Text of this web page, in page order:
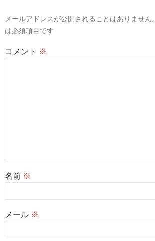
メールアドレスが公開されることはありません。
は必須項目です
コメント ※
名前 ※
メール ※